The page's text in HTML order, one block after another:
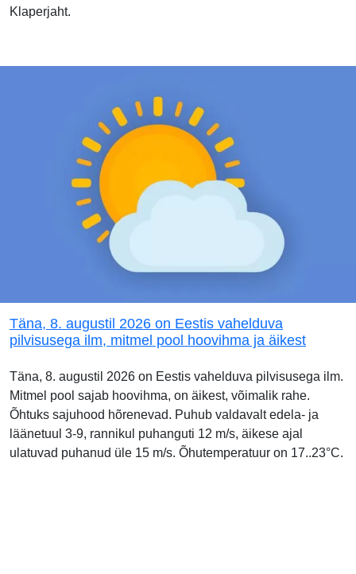
Klaperjaht.
Täna, 8. augustil 2026 on Eestis vahelduva
pilvisusega ilm, mitmel pool hoovihma ja äikest
Täna, 8. augustil 2026 on Eestis vahelduva pilvisusega ilm.
Mitmel pool sajab hoovihma, on äikest, võimalik rahe.
Õhtuks sajuhood hõrenevad. Puhub valdavalt edela- ja
läänetuul 3-9, rannikul puhanguti 12 m/s, äikese ajal
ulatuvad puhanud üle 15 m/s. Õhutemperatuur on 17..23°C.